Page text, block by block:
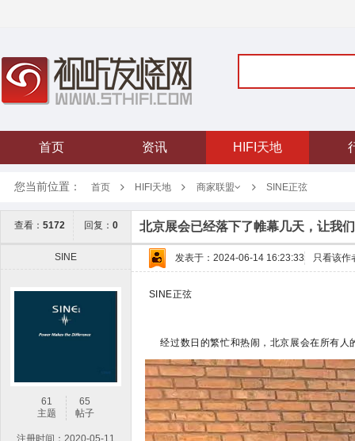
首页 资讯 HIFI天地
您当前位置： 首页 HIFI天地 商家联盟 SINE正弦
查看： 5172 回复： 0
SINE
61
主题
65
帖子
注册时间：2020-05-11
北京展会已经落下了帷幕几天，让我
发表于：2024-06-14 16:23:33 只看该作
SINE正弦
经过数日的繁忙和热闹，北京展会在所有人